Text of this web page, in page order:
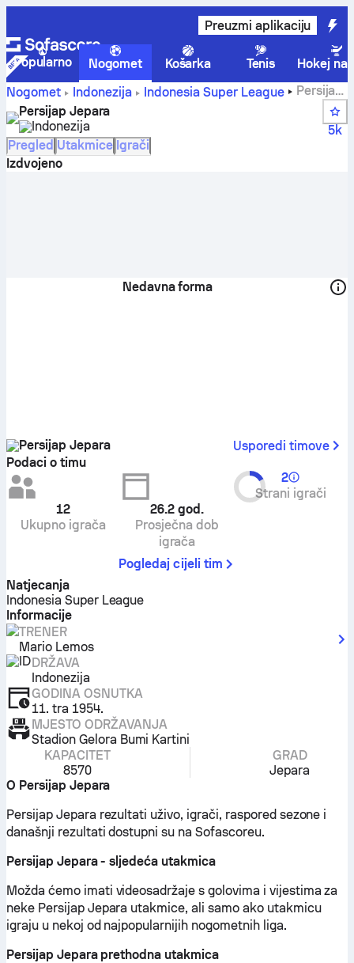
Preuzmi aplikaciju
Popularno Nogomet Košarka Tenis
Hokej na
Nogomet
Indonezija Indonesia Super League
Persijap
Jepara rezultati, popis utakmica, poredak i statistike
igrača
Persijap Jepara
Indonezija
5k
Pregled Utakmice Igrači
Izdvojeno
Nedavna forma
Persijap Jepara
Usporedi timove
Podaci o timu
12
Ukupno igrača
26.2 god.
Prosječna dob
igrača
2
Strani igrači
Pogledaj cijeli tim
Natjecanja
Indonesia Super League
Informacije
TRENER
Mario Lemos
DRŽAVA
Indonezija
GODINA OSNUTKA
11. tra 1954.
MJESTO ODRŽAVANJA
Stadion Gelora Bumi Kartini
KAPACITET
8570
GRAD
Jepara
O Persijap Jepara
Persijap Jepara rezultati uživo, igrači, raspored sezone i
današnji rezultati dostupni su na Sofascoreu.
Persijap Jepara - sljedeća utakmica
Možda ćemo imati videosadržaje s golovima i vijestima za
neke Persijap Jepara utakmice, ali samo ako utakmicu
igraju u nekoj od najpopularnijih nogometnih liga.
Persijap Jepara prethodna utakmica